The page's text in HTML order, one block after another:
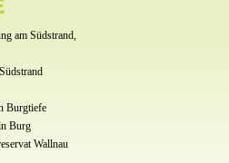
am Südstrand,
Burgtiefe
Burg
Wallnau